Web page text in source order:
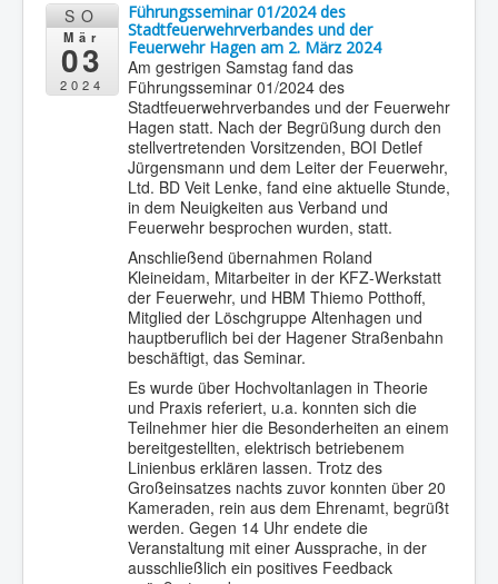
SO
Mär
03
2024
Führungsseminar 01/2024 des
Stadtfeuerwehrverbandes und der
Feuerwehr Hagen am 2. März 2024
Am gestrigen Samstag fand das
Führungsseminar 01/2024 des
Stadtfeuerwehrverbandes und der Feuerwehr
Hagen statt. Nach der Begrüßung durch den
stellvertretenden Vorsitzenden, BOI Detlef
Jürgensmann und dem Leiter der Feuerwehr,
Ltd. BD Veit Lenke, fand eine aktuelle Stunde,
in dem Neuigkeiten aus Verband und
Feuerwehr besprochen wurden, statt.
Anschließend übernahmen Roland
Kleineidam, Mitarbeiter in der KFZ-Werkstatt
der Feuerwehr, und HBM Thiemo Potthoff,
Mitglied der Löschgruppe Altenhagen und
hauptberuflich bei der Hagener Straßenbahn
beschäftigt, das Seminar.
Es wurde über Hochvoltanlagen in Theorie
und Praxis referiert, u.a. konnten sich die
Teilnehmer hier die Besonderheiten an einem
bereitgestellten, elektrisch betriebenem
Linienbus erklären lassen. Trotz des
Großeinsatzes nachts zuvor konnten über 20
Kameraden, rein aus dem Ehrenamt, begrüßt
werden. Gegen 14 Uhr endete die
Veranstaltung mit einer Aussprache, in der
ausschließlich ein positives Feedback